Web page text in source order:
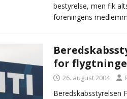
bestyrelse, men fik
foreningens
for
26. august 2004
Beredskabsstyrelsen